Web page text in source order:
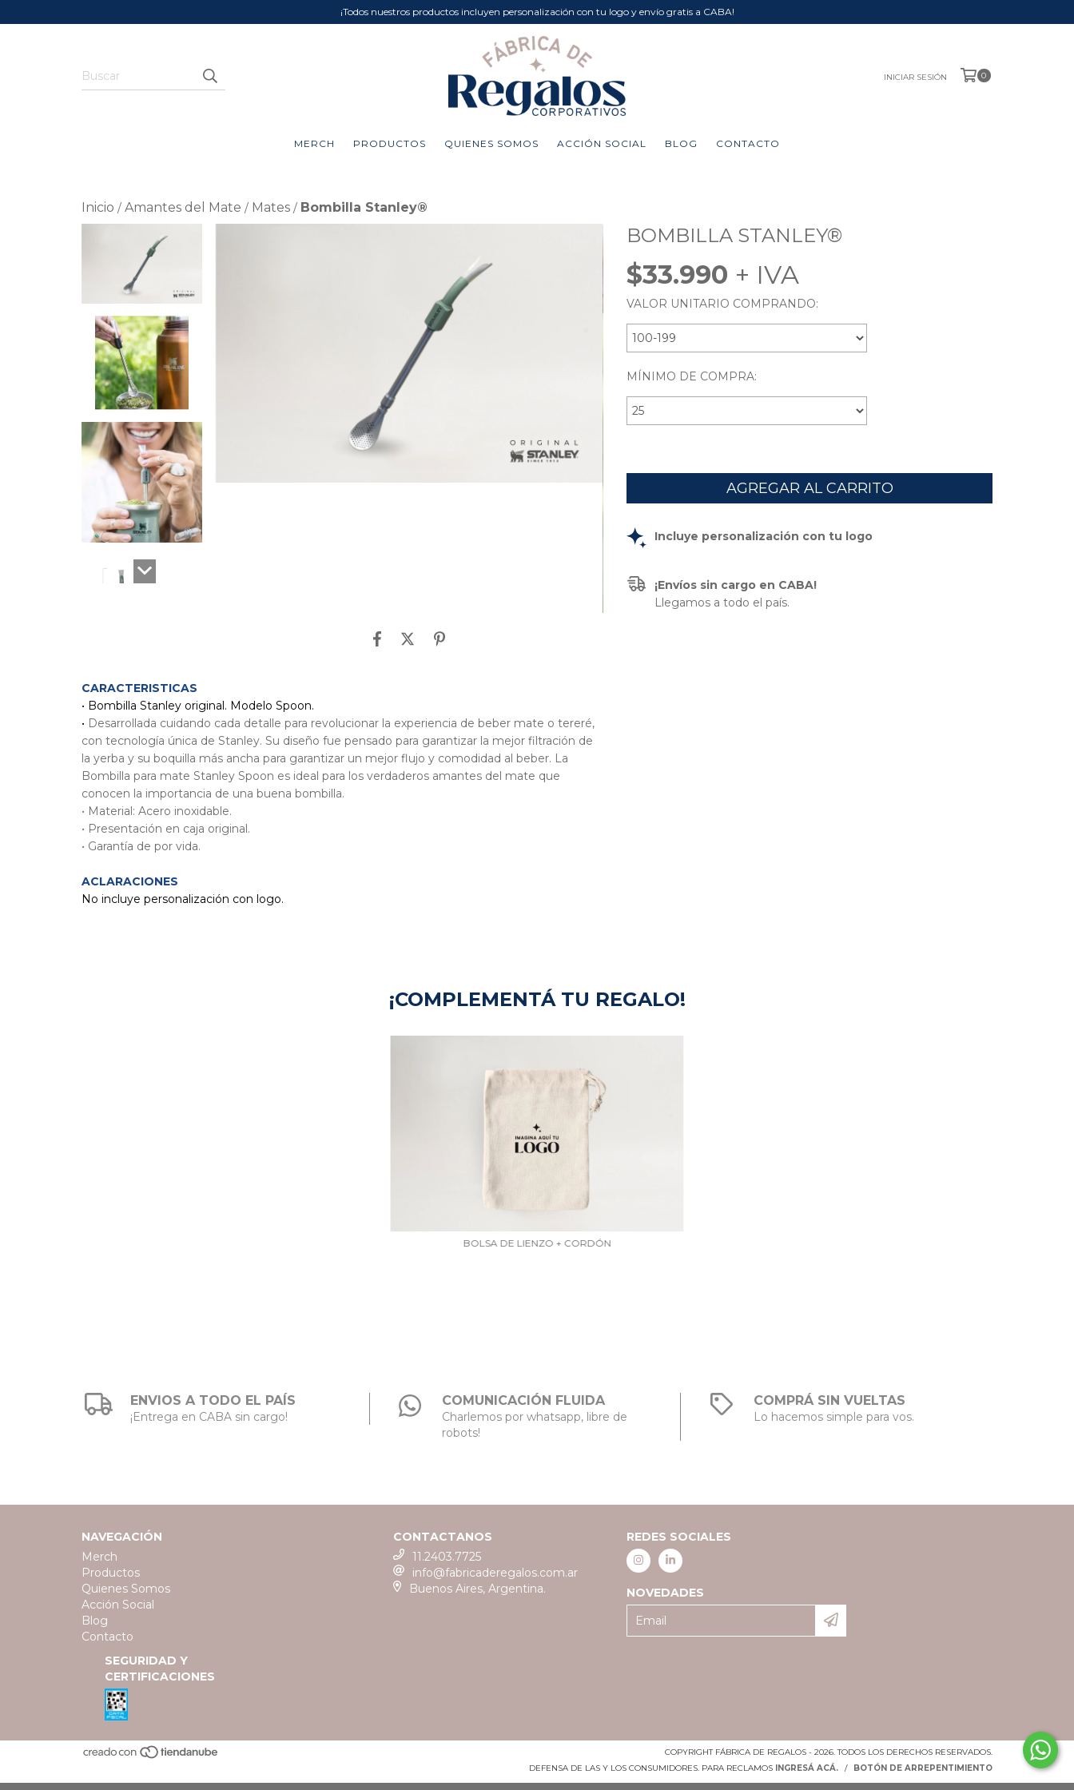
¡Todos nuestros productos incluyen personalización con tu logo y envío gratis a CABA!
INICIAR SESIÓN 0
MERCH PRODUCTOS QUIENES SOMOS ACCIÓN SOCIAL BLOG CONTACTO
Inicio / Amantes del Mate / Mates / Bombilla Stanley®
CARACTERISTICAS
• Bombilla Stanley original. Modelo Spoon.
• Desarrollada cuidando cada detalle para revolucionar la experiencia de beber mate o tereré,
con tecnología única de Stanley. Su diseño fue pensado para garantizar la mejor filtración de
la yerba y su boquilla más ancha para garantizar un mejor flujo y comodidad al beber. La
Bombilla para mate Stanley Spoon es ideal para los verdaderos amantes del mate que
conocen la importancia de una buena bombilla.
• Material: Acero inoxidable.
• Presentación en caja original.
• Garantía de por vida.
ACLARACIONES
No incluye personalización con logo.
BOMBILLA STANLEY®
$33.990
VALOR UNITARIO COMPRANDO:
MÍNIMO DE COMPRA:
Incluye personalización con tu logo
¡Envíos sin cargo en CABA!
Llegamos a todo el país.
¡COMPLEMENTÁ TU REGALO!
BOLSA DE LIENZO + CORDÓN
ENVIOS A TODO EL PAÍS
¡Entrega en CABA sin cargo!
COMUNICACIÓN FLUIDA
Charlemos por whatsapp, libre de
robots!
COMPRÁ SIN VUELTAS
Lo hacemos simple para vos.
NAVEGACIÓN
Merch
Productos
Quienes Somos
Acción Social
Blog
Contacto
CONTACTANOS
11.2403.7725
info@fabricaderegalos.com.ar
Buenos Aires, Argentina.
REDES SOCIALES
NOVEDADES
SEGURIDAD Y
CERTIFICACIONES
COPYRIGHT FÁBRICA DE REGALOS - 2026. TODOS LOS DERECHOS RESERVADOS.
DEFENSA DE LAS Y LOS CONSUMIDORES. PARA RECLAMOS INGRESÁ ACÁ. / BOTÓN DE ARREPENTIMIENTO